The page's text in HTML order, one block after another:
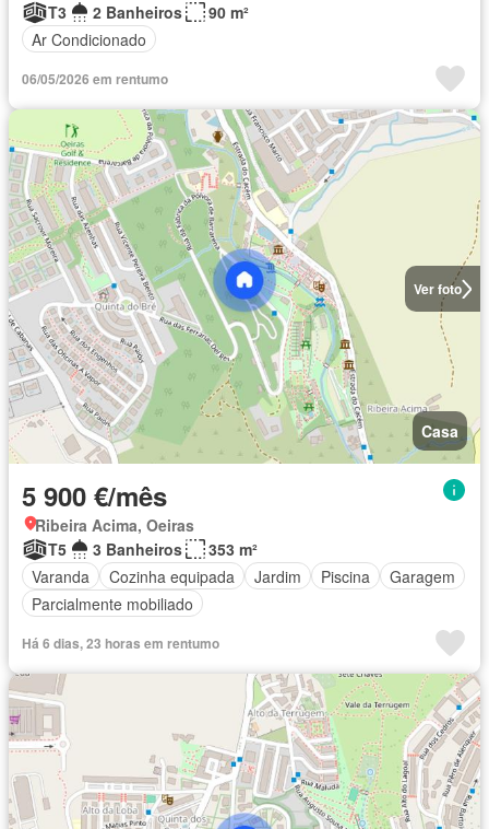
T3
2 Banheiros
90 m²
Ar Condicionado
06/05/2026 em rentumo
Ver foto
Casa
5 900 €/mês
Ribeira Acima, Oeiras
T5
3 Banheiros
353 m²
Varanda
Cozinha equipada Jardim Piscina
Garagem
Parcialmente mobiliado
Há 6 dias, 23 horas em rentumo